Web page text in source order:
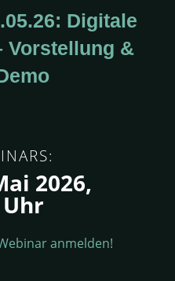
Digitale
Vorstellung &
2026,
Uhr
anmelden!